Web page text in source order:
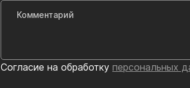
Согласие на обработку персональных